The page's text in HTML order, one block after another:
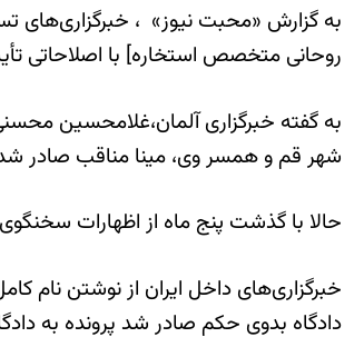
به گزارش «محبت نیوز» ، خبرگزاری‌های
روحانی متخصص استخاره] با اصلاحاتی
شهر قم و همسر وی، مینا مناقب صادر
حالا با گذشت پنج ماه از اظهارات
خبرگزاری‌های داخل ایران از نوشتن نام
دادگاه بدوی حکم صادر شد پرونده به